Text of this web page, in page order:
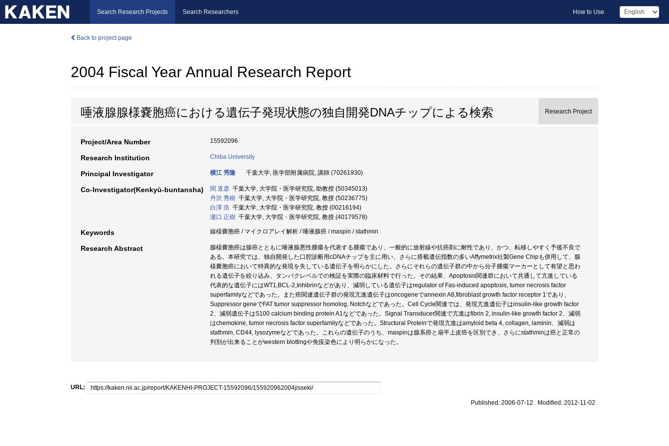
Search Research Projects Search Researchers How to Use
Back to project page
2004 Fiscal Year Annual Research Report
唾液腺腺様嚢胞癌における遺伝子発現状態の独自開発DNAチップによる検索 Research Project
Project/Area Number 15592096
Research Institution Chiba University
Principal Investigator 横江 秀隆 千葉大学, 医学部附属病院, 講師 (70261930)
Co-Investigator(Kenkyū-buntansha) 関 直彦 千葉大学, 大学院・医学研究院, 助教授 (50345013)
丹沢 秀樹 千葉大学, 大学院・医学研究院, 教授 (50236775)
白澤 浩 千葉大学, 大学院・医学研究院, 教授 (00216194)
瀧口 正樹 千葉大学, 大学院・医学研究院, 教授 (40179578)
Keywords 線様嚢胞癌 / マイクロアレイ解析 / 唾液腺癌 / maspin / stathmin
Research Abstract
腺様嚢胞癌は腺癌とともに唾液腺悪性腫瘍を代表する腫瘍であり、一般的に放射線や抗癌剤に耐性であり、かつ、転移しやすく予後不良で
ある。本研究では、独自開発した口腔診断用cDNAチップを主に用い、さらに搭載遺伝指数の多いAffymetrix社製Gene Chipも併用して、腺
様嚢胞癌において特異的な発現を失している遺伝子を明らかにした。さらにそれらの遺伝子群の中から分子腫瘍マーカーとして有望と思わ
れる遺伝子を絞り込み、タンパクレベルでの検証を実際の臨床材料で行った。その結果、Apoptosis関連群において共通して亢進している
代表的な遺伝子にはWT1,BCL-2,Inhibrinなどがあり、減弱している遺伝子はregulator of Fas-induced apoptosis, tumor necrosis factor
superfamilyなどであった。また癌関連遺伝子群の発現亢進遺伝子はoncogeneでannexin A8,fibroblast growth factor receptor 1であり、
Suppressor geneでFAT tumor suppressor homolog, Notchなどであった。Cell Cycle関連では、発現亢進遺伝子はinsulin-like growth factor
2、減弱遺伝子はS100 calcium binding protein A1などであった。Signal Transducer関連で亢進はfibrin 2, insulin-like growth factor 2、減弱
はchemokine, tumor necrosis factor superfamilyなどであった。Structural Proteinで発現亢進はamyloid beta 4, collagen, laminin、減弱は
stathmin, CD44, lysozymeなどであった。これらの遺伝子のうち、maspinは腺系癌と扇平上皮癌を区別でき、さらにstathminは癌と正常の
判別が出来ることがwestern blottingや免疫染色により明らかになった。
URL:
Published: 2006-07-12 Modified: 2012-11-02